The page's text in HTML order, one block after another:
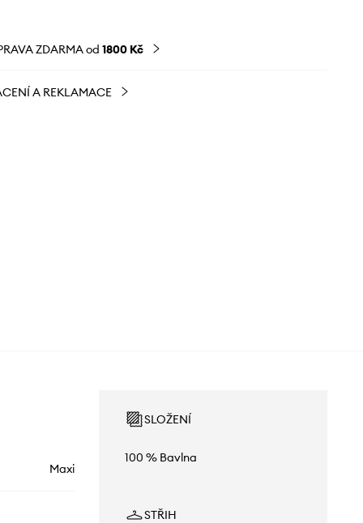
ZDARMA od 1800 Kč
A REKLAMACE
Maxi
SLOŽENÍ
100 % Bavlna
STŘIH